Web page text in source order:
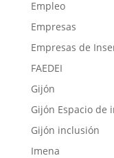
Empleo
Empresas
Empresas de
FAEDEI
Gijón
Gijón Espacio de
Gijón inclusión
Imena